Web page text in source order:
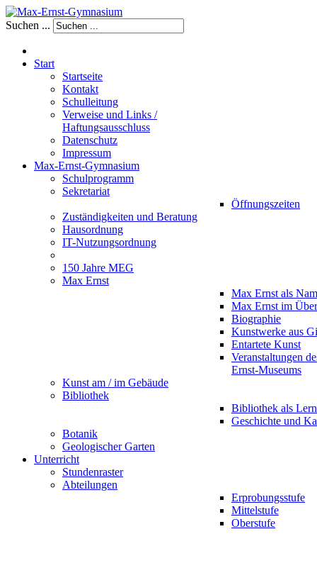
Suchen ...
Start
Startseite
Kontakt
Schulleitung
Verweise und Links /
Haftungsausschluss
Datenschutz
Impressum
Max-Ernst-Gymnasium
Schulprogramm
Sekretariat
Öffnungszeiten
Zuständigkeiten und Beratung
Hausordnung
IT-Nutzungsordnung
150 Jahre MEG
Max Ernst
Max Ernst als
Max Ernst im
Biographie
Kunstwerke aus
Entartete Kunst
Veranstaltungen
Ernst-Museums
Kunst am / im Gebäude
Bibliothek
Bibliothek als
Geschichte und
Botanik
Geologischer Garten
Unterricht
Stundenraster
Abteilungen
Erprobungsstufe
Mittelstufe
Oberstufe